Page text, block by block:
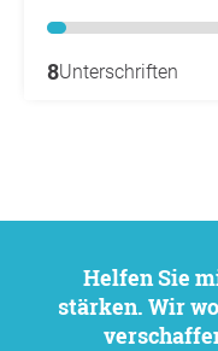
8Unterschriften
Helfen Sie mit, Bürgerbeteiligung zu
stärken. Wir